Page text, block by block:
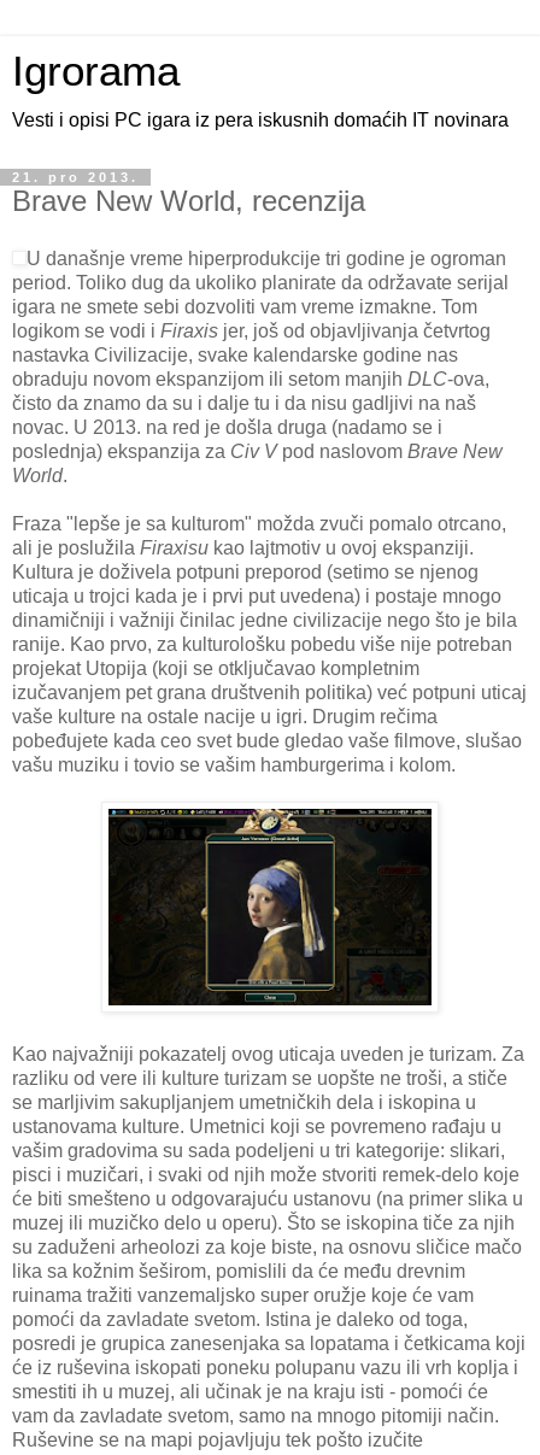
Igrorama
Vesti i opisi PC igara iz pera iskusnih domaćih IT novinara
21. pro 2013.
Brave New World, recenzija
U današnje vreme hiperprodukcije tri godine je ogroman
period. Toliko dug da ukoliko planirate da održavate serijal
igara ne smete sebi dozvoliti vam vreme izmakne. Tom
logikom se vodi i Firaxis jer, još od objavljivanja četvrtog
nastavka Civilizacije, svake kalendarske godine nas
obraduju novom ekspanzijom ili setom manjih DLC-ova,
čisto da znamo da su i dalje tu i da nisu gadljivi na naš
novac. U 2013. na red je došla druga (nadamo se i
poslednja) ekspanzija za Civ Vpod naslovom Brave New
World.
Fraza "lepše je sa kulturom" možda zvuči pomalo otrcano,
ali je poslužila Firaxisu kao lajtmotiv u ovoj ekspanziji.
Kultura je doživela potpuni preporod (setimo se njenog
uticaja u trojci kada je i prvi put uvedena) i postaje mnogo
dinamičniji i važniji činilac jedne civilizacije nego što je bila
ranije. Kao prvo, za kulturološku pobedu više nije potreban
projekat Utopija (koji se otključavao kompletnim
izučavanjem pet grana društvenih politika) već potpuni uticaj
vaše kulture na ostale nacije u igri. Drugim rečima
pobeđujete kada ceo svet bude gledao vaše filmove, slušao
vašu muziku i tovio se vašim hamburgerima i kolom.
Kao najvažniji pokazatelj ovog uticaja uveden je turizam. Za
razliku od vere ili kulture turizam se uopšte ne troši, a stiče
se marljivim sakupljanjem umetničkih dela i iskopina u
ustanovama kulture. Umetnici koji se povremeno rađaju u
vašim gradovima su sada podeljeni u tri kategorije: slikari,
pisci i muzičari, i svaki od njih može stvoriti remek-delo koje
će biti smešteno u odgovarajuću ustanovu (na primer slika u
muzej ili muzičko delo u operu). Što se iskopina tiče za njih
su zaduženi arheolozi za koje biste, na osnovu sličice mačo
lika sa kožnim šeširom, pomislili da će među drevnim
ruinama tražiti vanzemaljsko super oružje koje će vam
pomoći da zavladate svetom. Istina je daleko od toga,
posredi je grupica zanesenjaka sa lopatama i četkicama koji
će iz ruševina iskopati poneku polupanu vazu ili vrh koplja i
smestiti ih u muzej, ali učinak je na kraju isti - pomoći će
vam da zavladate svetom, samo na mnogo pitomiji način.
Ruševine se na mapi pojavljuju tek pošto izučite